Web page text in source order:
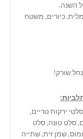
השנה.
כיורים, משטח
שורק!
ירקות טריים,
סלט טונה, סלט
שמן זית, שתייה